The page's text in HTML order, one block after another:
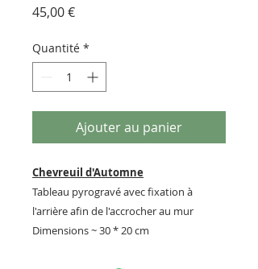
45,00 €Prix
Quantité *
Ajouter au panier
Chevreuil d'Automne
Tableau pyrogravé avec fixation à
l'arrière afin de l'accrocher au mur
Dimensions ~ 30 * 20 cm